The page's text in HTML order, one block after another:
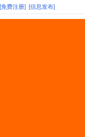
[免费注册] [信息发布]